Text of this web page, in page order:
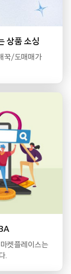
상품 소싱
꾹/도매매가
켓플레이스는
.